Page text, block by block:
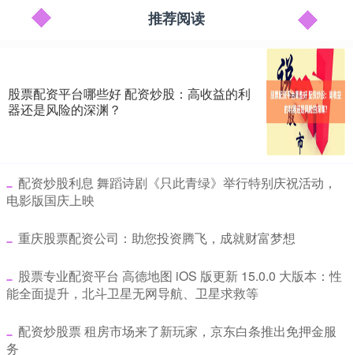
推荐阅读
股票配资平台哪些好 配资炒股：高收益的利
器还是风险的深渊？
​配资炒股利息 舞蹈诗剧《只此青绿》举行特别庆祝活动，
电影版国庆上映
​重庆股票配资公司：助您投资腾飞，成就财富梦想
​股票专业配资平台 高德地图 iOS 版更新 15.0.0 大版本：性
能全面提升，北斗卫星无网导航、卫星求救等
​配资炒股票 租房市场来了新玩家，京东白条推出免押金服
务